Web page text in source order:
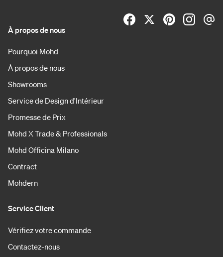
À propos de nous
Pourquoi Mohd
À propos de nous
Showrooms
Service de Design d'Intérieur
Promesse de Prix
Mohd X Trade & Professionals
Mohd Officina Milano
Contract
Mohdern
Service Client
Vérifiez votre commande
Contactez-nous